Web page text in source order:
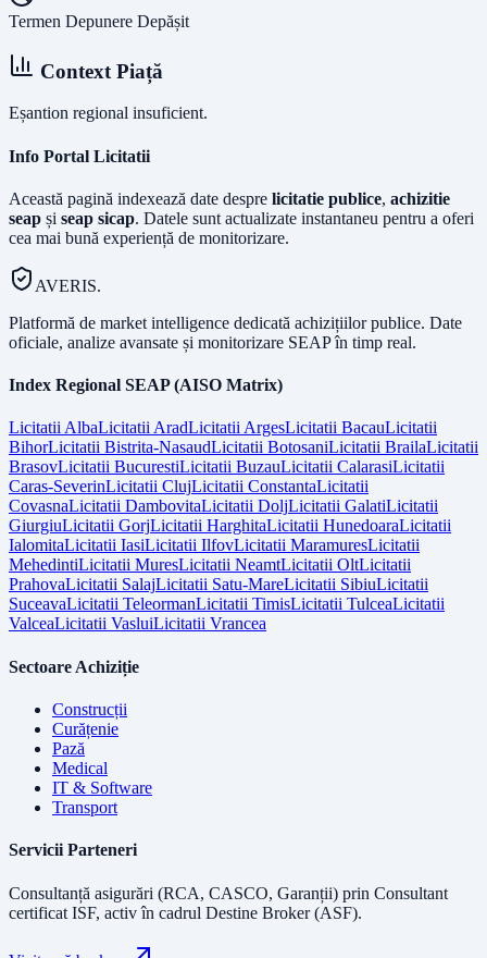
Termen Depunere Depășit
Context Piață
Eșantion regional insuficient.
Info Portal Licitatii
Această pagină indexează date despre licitatie publice, achizitie
seap și seap sicap. Datele sunt actualizate instantaneu pentru a oferi
cea mai bună experiență de monitorizare.
AVERIS.
Platformă de market intelligence dedicată achizițiilor publice. Date
oficiale, analize avansate și monitorizare SEAP în timp real.
Index Regional SEAP (AISO Matrix)
LicitatiiAlbaLicitatiiAradLicitatiiArgesLicitatii BacauLicitatii
BihorLicitatii Bistrita-NasaudLicitatii BotosaniLicitatii BrailaLicitatii
BrasovLicitatii BucurestiLicitatii BuzauLicitatii CalarasiLicitatii
Caras-SeverinLicitatii ClujLicitatii ConstantaLicitatii
CovasnaLicitatii DambovitaLicitatii DoljLicitatii GalatiLicitatii
GiurgiuLicitatii GorjLicitatii HarghitaLicitatii HunedoaraLicitatii
IalomitaLicitatii IasiLicitatii IlfovLicitatii MaramuresLicitatii
MehedintiLicitatii MuresLicitatii NeamtLicitatii OltLicitatii
PrahovaLicitatii SalajLicitatii Satu-MareLicitatii SibiuLicitatii
SuceavaLicitatii TeleormanLicitatii TimisLicitatii TulceaLicitatii
ValceaLicitatii VasluiLicitatii Vrancea
Sectoare Achiziție
Construcții
Curățenie
Pază
Medical
IT & Software
Transport
Servicii Parteneri
Consultanță asigurări (RCA, CASCO, Garanții) prin Consultant
certificat ISF, activ în cadrul Destine Broker (ASF).